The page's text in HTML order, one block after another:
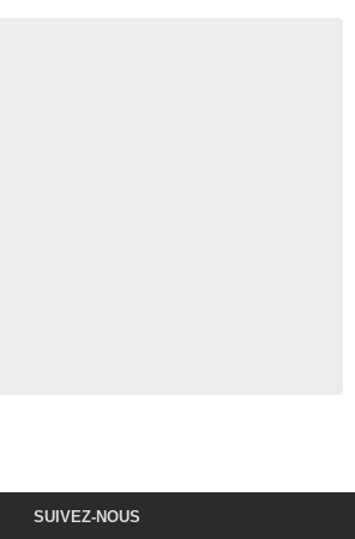
SUIVEZ-NOUS